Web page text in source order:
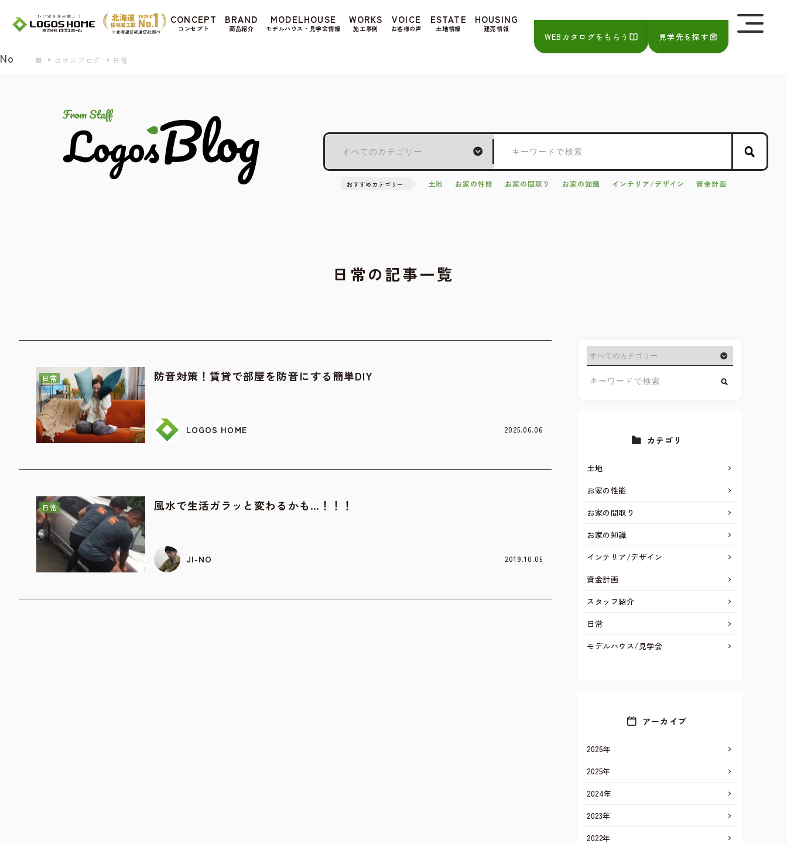
CONCEPT
コンセプト
BRAND
商品紹介
MODELHOUSE
モデルハウス・見学会情報
WORKS
施工事例
VOICE
お客様の声
ESTATE
土地情報
HOUSING
建売情報
ロゴスブログ 日常
おすすめカテゴリー 土地 お家の性能 お家の間取り お家の知識 インテリア/デザイン 資金計画
日常の記事一覧
日常 防音対策！賃貸で部屋を防音にする簡単DIY
LOGOS HOME 2025.06.06
日常 風水で生活ガラッと変わるかも…！！！
JI-NO 2019.10.05
カテゴリ
土地
お家の性能
お家の間取り
お家の知識
インテリア/デザイン
資金計画
スタッフ紹介
日常
モデルハウス/見学会
アーカイブ
2026年
2025年
2024年
2023年
2022年
WEBカタログをもらう 見学先を探す
Cookie を使用して、お客様の活動を追跡してもよろしいですか? 当社ではお客様のプライバシーを極めて重視しています。詳細について、およびご質問
がある場合は、当社のプライバシーポリシーをご覧ください。
No